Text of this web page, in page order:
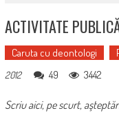
ACTIVITATE
Caruta cu deontologi
2012
49 3442
Scriu aici, pe scurt,